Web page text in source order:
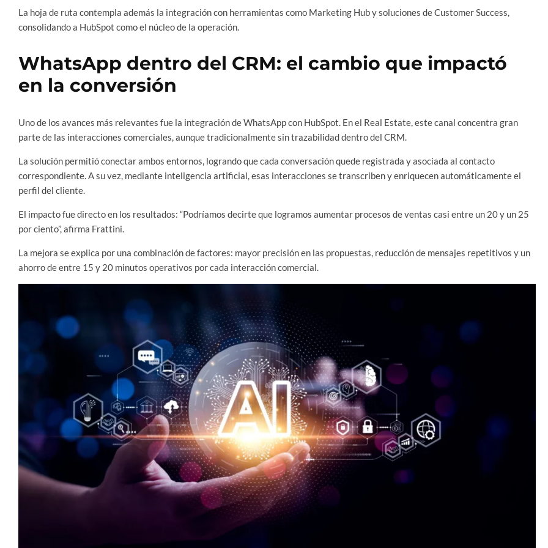
La hoja de ruta contempla además la integración con herramientas como Marketing Hub y soluciones de Customer Success,
consolidando a HubSpot como el núcleo de la operación.
WhatsApp dentro del CRM: el cambio que impactó
en la conversión
Uno de los avances más relevantes fue la integración de WhatsApp con HubSpot. En el Real Estate, este canal concentra gran
parte de las interacciones comerciales, aunque tradicionalmente sin trazabilidad dentro del CRM.
La solución permitió conectar ambos entornos, logrando que cada conversación quede registrada y asociada al contacto
correspondiente. A su vez, mediante inteligencia artificial, esas interacciones se transcriben y enriquecen automáticamente el
perfil del cliente.
El impacto fue directo en los resultados: “Podríamos decirte que logramos aumentar procesos de ventas casi entre un 20 y un 25
por ciento”, afirma Frattini.
La mejora se explica por una combinación de factores: mayor precisión en las propuestas, reducción de mensajes repetitivos y un
ahorro de entre 15 y 20 minutos operativos por cada interacción comercial.